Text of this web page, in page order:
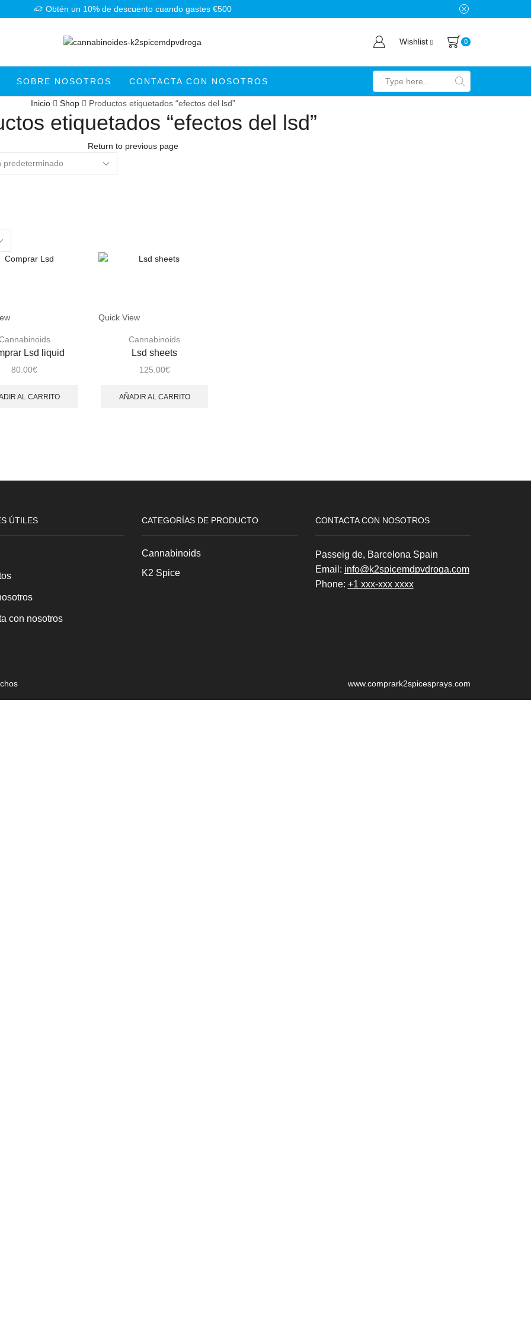
Obtén un 10% de descuento cuando gastes €500
Wishlist 0
SOBRE NOSOTROS CONTACTA CON NOSOTROS
Search
Inicio Shop Productos etiquetados “efectos del lsd”
etiquetados “efectos del lsd”
Return to previous page
Lsd liquid
80.00€
AL CARRITO
Quick View
Cannabinoids
Lsd sheets
125.00€
AÑADIR AL CARRITO
ÚTILES
con nosotros
CATEGORÍAS DE PRODUCTO
Cannabinoids
K2 Spice
CONTACTA CON NOSOTROS
Passeig de, Barcelona Spain
Email: info@k2spicemdpvdroga.com
Phone: +1 xxx-xxx xxxx
www.comprark2spicesprays.com